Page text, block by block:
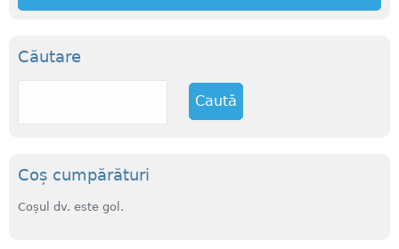
Căutare
C
Coș cumpărături
Coșul dv. este gol.